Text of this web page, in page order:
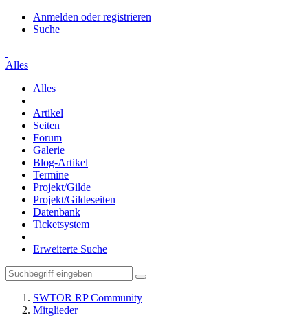
Anmelden oder registrieren
Suche
Alles
Alles
Artikel
Seiten
Forum
Galerie
Blog-Artikel
Termine
Projekt/Gilde
Projekt/Gildeseiten
Datenbank
Ticketsystem
Erweiterte Suche
SWTOR RP Community
Mitglieder